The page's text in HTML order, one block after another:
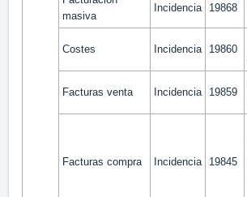
masiva
Incidencia 19868
Costes Incidencia 19860
Facturas venta Incidencia 19859
Facturas compra Incidencia 19845